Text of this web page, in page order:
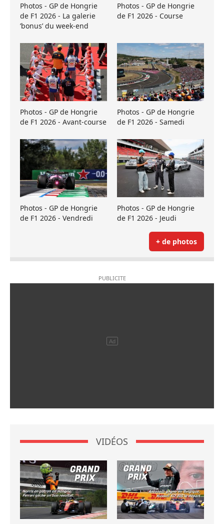
Photos - GP de Hongrie
de F1 2026 - La galerie
’bonus’ du week-end
Photos - GP de Hongrie
de F1 2026 - Course
Photos - GP de Hongrie
de F1 2026 - Avant-course
Photos - GP de Hongrie
de F1 2026 - Samedi
Photos - GP de Hongrie
de F1 2026 - Vendredi
Photos - GP de Hongrie
de F1 2026 - Jeudi
+ de photos
VIDÉOS